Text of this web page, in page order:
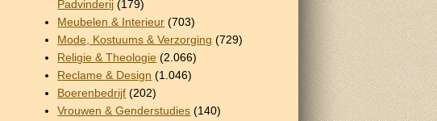
Padvinderij (179)
Meubelen & Interieur (703)
Mode, Kostuums & Verzorging (729)
Religie & Theologie (2.066)
Reclame & Design (1.046)
Boerenbedrijf (202)
Vrouwen & Genderstudies (140)